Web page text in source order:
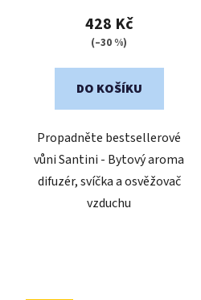
428 Kč
(–30 %)
DO KOŠÍKU
Propadněte bestsellerové
vůni Santini - Bytový aroma
difuzér, svíčka a osvěžovač
vzduchu